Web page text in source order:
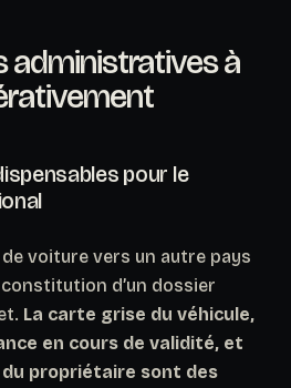
administratives à
pour le
voiture vers un autre pays
d’un dossier
La carte grise du véhicule,
en cours de validité, et
propriétaire sont des